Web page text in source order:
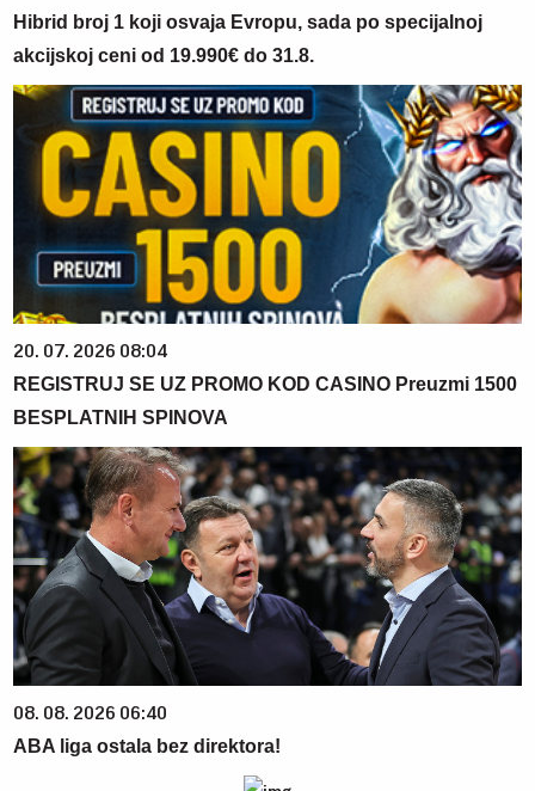
Hibrid broj 1 koji osvaja Evropu, sada po specijalnoj
akcijskoj ceni od 19.990€ do 31.8.
20. 07. 2026 08:04
REGISTRUJ SE UZ PROMO KOD CASINO Preuzmi 1500
BESPLATNIH SPINOVA
08. 08. 2026 06:40
ABA liga ostala bez direktora!